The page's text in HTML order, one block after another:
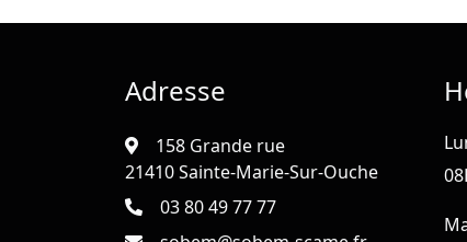
Adresse
158 Grande rue
21410 Sainte-Marie-Sur-Ouche
03 80 49 77 77